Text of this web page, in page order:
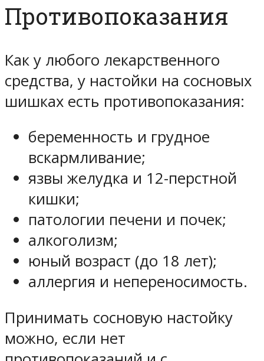
Противопоказания
Как у любого лекарственного
средства, у настойки на сосновых
шишках есть противопоказания:
беременность и грудное
вскармливание;
язвы желудка и 12-перстной
кишки;
патологии печени и почек;
алкоголизм;
юный возраст (до 18 лет);
аллергия и непереносимость.
Принимать сосновую настойку
можно, если нет